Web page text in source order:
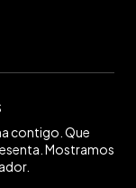
contigo. Que
Mostramos